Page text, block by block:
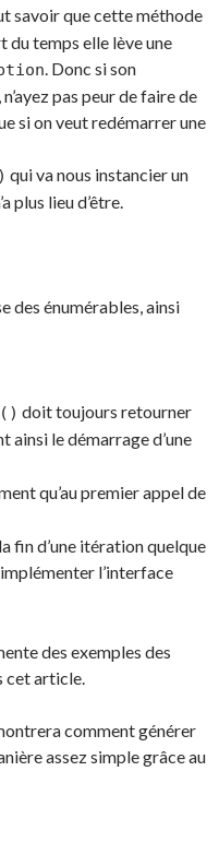
savoir que cette méthode
du temps elle lève une
. Donc si son
pas peur de faire de
si on veut redémarrer une
qui va nous instancier un
plus lieu d’être.
des énumérables, ainsi
doit toujours retourner
ainsi le démarrage d’une
qu’au premier appel de
fin d’une itération quelque
l’interface
des exemples des
cet article.
comment générer
assez simple grâce au